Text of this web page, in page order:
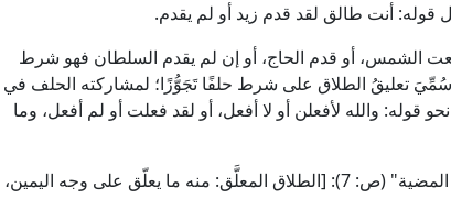
أنت طالق لقد قدم زيد أو لم يقدم.
الشمس، أو قدم الحاج، أو إن لم يقدم السلطان فهو شرط
تعليقُ الطلاق على شرط حلفًا تَجَوُّزًا؛ لمشاركته الحلف في
قوله: والله لأفعلن أو لا أفعل، أو لقد فعلت أو لم أفعل، وما
وقال الإمام تقي الدين السبكي الشافعي في "الدرة المضية" (ص: 7): [الطلاق المعلَّق: منه ما يعلّق على وجه اليمين،